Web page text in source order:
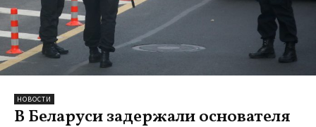
НОВОСТИ
В Беларуси задержали основателя